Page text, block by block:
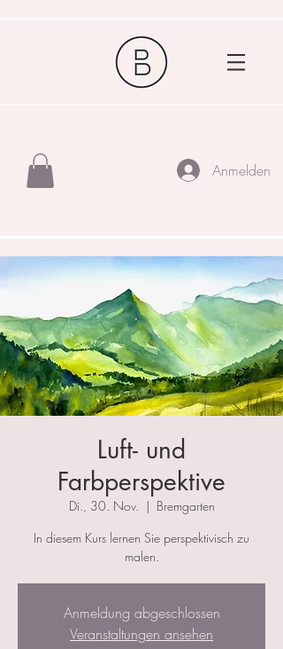
Anmelden
Luft- und
Farbperspektive
Di., 30. Nov.
  |
Bremgarten
In diesem Kurs lernen Sie perspektivisch zu
malen.
Anmeldung abgeschlossen
Veranstaltungen ansehen